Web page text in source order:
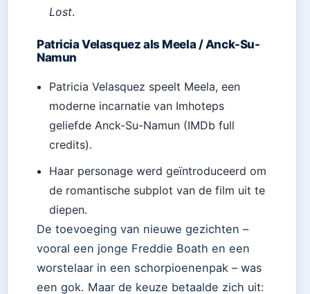
Lost.
Patricia Velasquez als Meela / Anck-Su-
Namun
Patricia Velasquez speelt Meela, een
moderne incarnatie van Imhoteps
geliefde Anck-Su-Namun (IMDb full
credits).
Haar personage werd geïntroduceerd om
de romantische subplot van de film uit te
diepen.
De toevoeging van nieuwe gezichten –
vooral een jonge Freddie Boath en een
worstelaar in een schorpioenenpak – was
een gok. Maar de keuze betaalde zich uit: